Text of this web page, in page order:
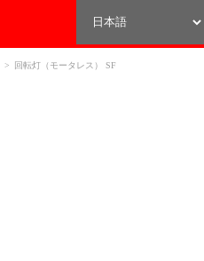
回転灯（モータレス） SF